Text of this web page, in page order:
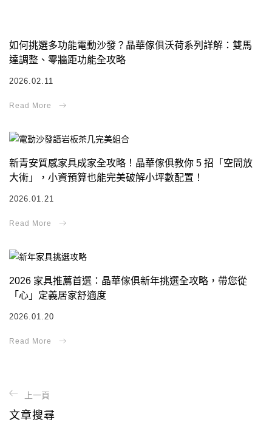
如何挑選多功能電動沙發？晶華傢俱沃荷系列詳解：雙馬
達調整、零牆距功能全攻略
2026.02.11
新青安質感家具成家全攻略！晶華傢俱教你 5 招「空間放
大術」，小資預算也能完美破解小坪數配置！
2026.01.21
2026 家具推薦首選：晶華傢俱新年挑選全攻略，帶您從
「心」定義居家舒適度
2026.01.20
文章搜尋